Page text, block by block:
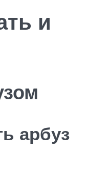
и
арбуз